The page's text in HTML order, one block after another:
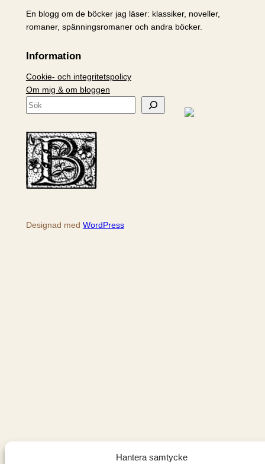
Hantera samtycke
En blogg om de böcker jag läser: klassiker, noveller,
romaner, spänningsromaner och andra böcker.
Information
Cookie- och integritetspolicy
Om mig & om bloggen
S
k
Designad med WordPress